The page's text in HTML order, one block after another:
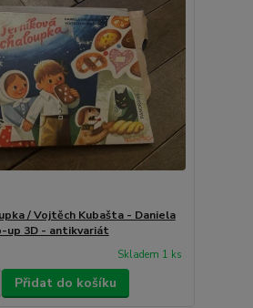
/ Vojtěch Kubašta - Daniela
up 3D - antikvariát
Skladem 1 ks
Přidat do košíku